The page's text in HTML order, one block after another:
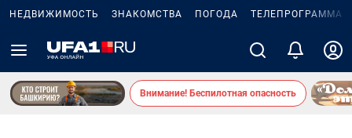
НЕДВИЖИМОСТЬ ЗНАКОМСТВА ПОГОДА ТЕЛЕПРОГРАММА
Внимание! Беспилотная опасность